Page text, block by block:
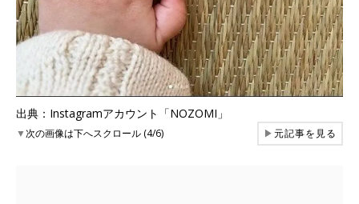
出典：Instagramアカウント「NOZOMI」
▼次の画像は下へスクロール (4/6) ▶元記事を見る